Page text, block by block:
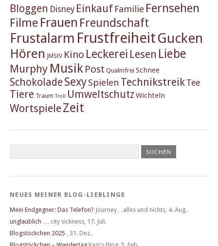
Bloggen Disney Einkauf Familie Fernsehen
Filme Frauen Freundschaft
Frustalarm FrustfreiheitGucken
Hören JMStV Kino Leckerei Lesen Liebe
Murphy Musik Post Qualmfrei Schnee
Schokolade SexySpielen Technikstreik Tee
Tiere Traum Troll Umweltschutz Wichteln
Wortspiele Zeit
NEUES MEINER BLOG-LIEBLINGE
Mein Endgegner: Das Telefon? Journey…alles und nichts 4. Aug..
unglaublich …
city sickness 17. Juli.
Blogstöckchen 2025
31. Dez..